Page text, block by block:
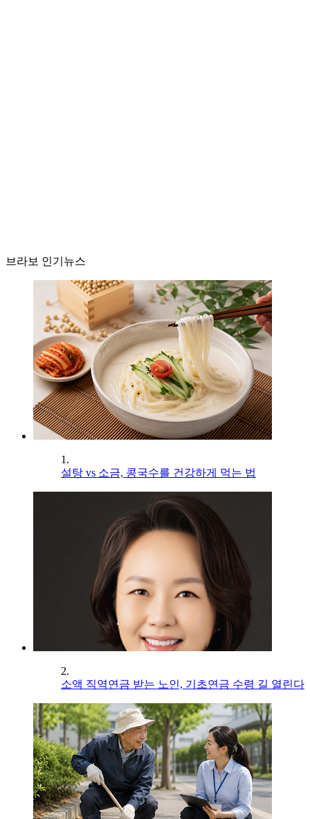
브라보 인기뉴스
1.
설탕 vs 소금, 콩국수를 건강하게 먹는 법
2.
소액 직역연금 받는 노인, 기초연금 수령 길 열린다